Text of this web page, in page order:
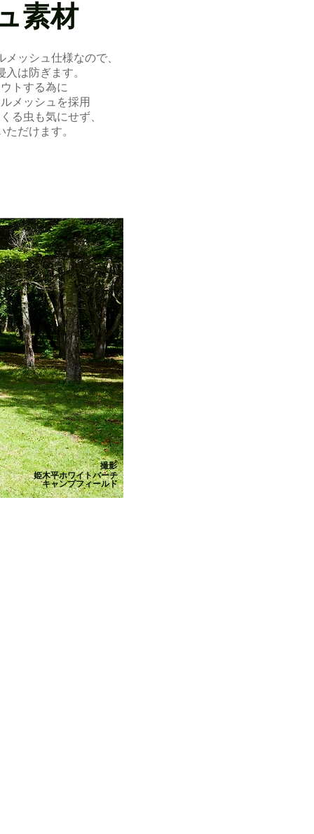
素材
ッシュ仕様なので、
は防ぎます。
トする為に
メッシュを採用
る虫も気にせず、
だけます。
姫木平ホワイトバーチ
撮影
キャンプフィールド